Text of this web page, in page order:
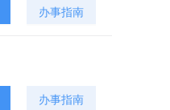
办事指南
办事指南